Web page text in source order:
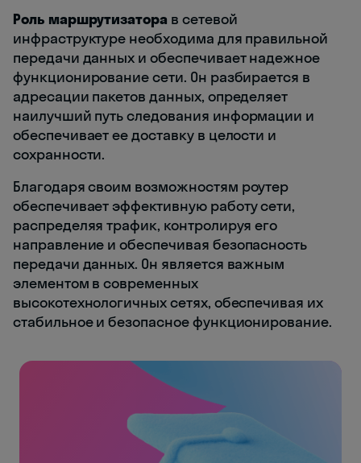
Роль маршрутизатора в сетевой
инфраструктуре необходима для правильной
передачи данных и обеспечивает надежное
функционирование сети. Он разбирается в
адресации пакетов данных, определяет
наилучший путь следования информации и
обеспечивает ее доставку в целости и
сохранности.
Благодаря своим возможностям роутер
обеспечивает эффективную работу сети,
распределяя трафик, контролируя его
направление и обеспечивая безопасность
передачи данных. Он является важным
элементом в современных
высокотехнологичных сетях, обеспечивая их
стабильное и безопасное функционирование.